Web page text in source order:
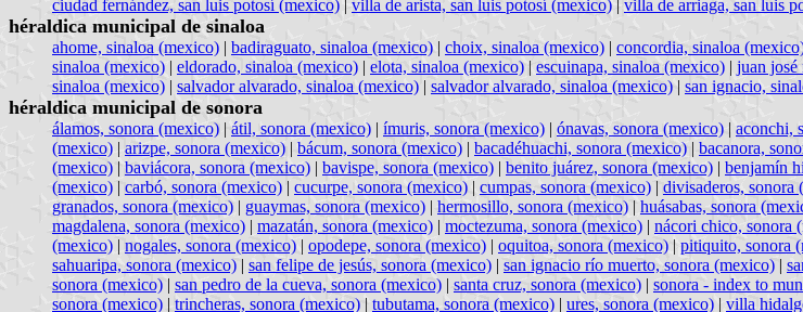
ciudad fernández, san luis potosí (mexico) | villa de arista, san luis potosí (mexico) | villa de arriaga, san luis
héraldica municipal de sinaloa
ahome, sinaloa (mexico) | badiraguato, sinaloa (mexico) | choix, sinaloa (mexico) | concordia, sinaloa
sinaloa (mexico) | eldorado, sinaloa (mexico) | elota, sinaloa (mexico) | escuinapa, sinaloa (mexico) | juan josé
sinaloa (mexico) | salvador alvarado, sinaloa (mexico) | salvador alvarado, sinaloa (mexico) | san ignacio,
héraldica municipal de sonora
álamos, sonora (mexico) | átil, sonora (mexico) | ímuris, sonora (mexico) | ónavas, sonora (mexico) | aconchi,
(mexico) | arizpe, sonora (mexico) | bácum, sonora (mexico) | bacadéhuachi, sonora (mexico) | bacanora,
(mexico) | baviácora, sonora (mexico) | bavispe, sonora (mexico) | benito juárez, sonora (mexico) | benjamín
(mexico) | carbó, sonora (mexico) | cucurpe, sonora (mexico) | cumpas, sonora (mexico) | divisaderos, sonora
granados, sonora (mexico) | guaymas, sonora (mexico) | hermosillo, sonora (mexico) | huásabas, sonora
magdalena, sonora (mexico) | mazatán, sonora (mexico) | moctezuma, sonora (mexico) | nácori chico, sonora
(mexico) | nogales, sonora (mexico) | opodepe, sonora (mexico) | oquitoa, sonora (mexico) | pitiquito, sonora
sahuaripa, sonora (mexico) | san felipe de jesús, sonora (mexico) | san ignacio río muerto, sonora (mexico) |
sonora (mexico) | san pedro de la cueva, sonora (mexico) | santa cruz, sonora (mexico) | sonora - index to
sonora (mexico) | trincheras, sonora (mexico) | tubutama, sonora (mexico) | ures, sonora (mexico) | villa